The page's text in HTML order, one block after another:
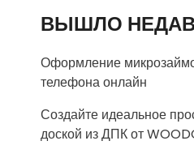
ВЫШЛО
Оформление
телефона онлайн
Создайте идеальное
доской из ДПК от